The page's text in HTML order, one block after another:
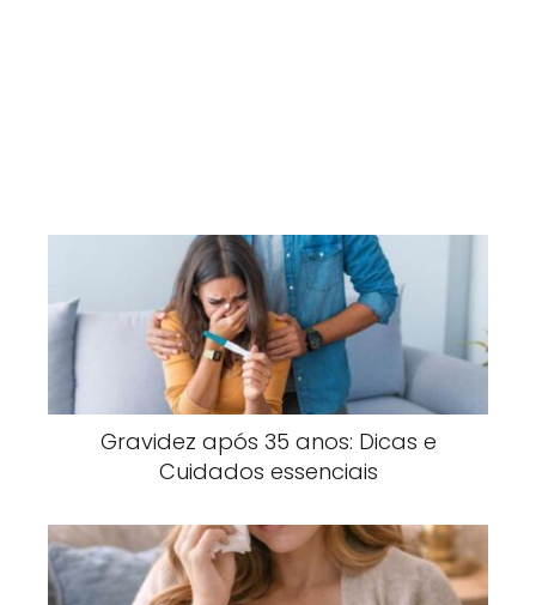
Gravidez após 35 anos: Dicas e
Cuidados essenciais